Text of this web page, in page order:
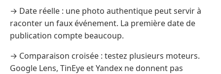
→ Date réelle : une photo authentique peut servir à
raconter un faux événement. La première date de
publication compte beaucoup.
→ Comparaison croisée : testez plusieurs moteurs.
Google Lens, TinEye et Yandex ne donnent pas